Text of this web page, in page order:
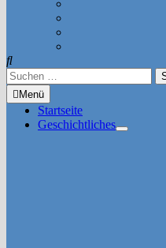
Suchen
nach:Menü
Startseite
Geschichtliches
Untermenü